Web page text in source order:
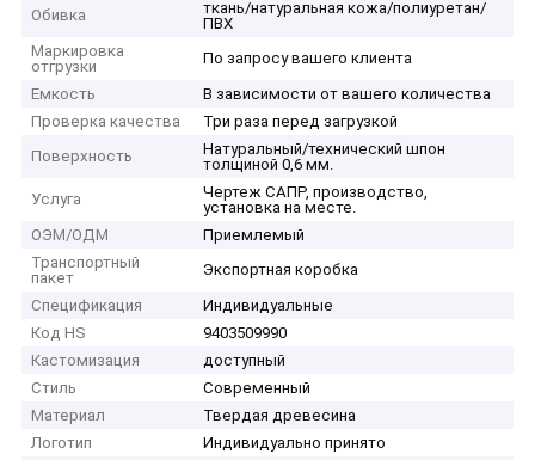
Обивка
ткань/натуральная кожа/полиуретан/
ПВХ
Маркировка
отгрузки
По запросу вашего клиента
Емкость
В зависимости от вашего количества
Проверка качества
Три раза перед загрузкой
Поверхность
Натуральный/технический шпон
толщиной 0,6 мм.
Услуга
Чертеж САПР, производство,
установка на месте.
ОЭМ/ОДМ
Приемлемый
Транспортный
пакет
Экспортная коробка
Спецификация
Индивидуальные
Код HS
9403509990
Кастомизация
доступный
Стиль
Современный
Материал
Твердая древесина
Логотип
Индивидуально принято